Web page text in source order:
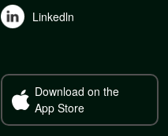
Linkedln
Download on the
App Store